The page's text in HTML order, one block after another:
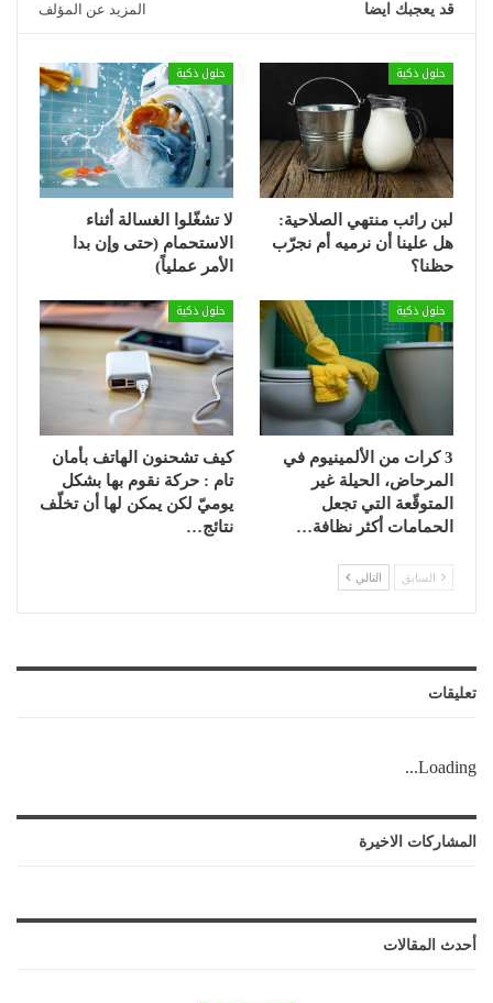
قد يعجبك ايضا المزيد عن المؤلف
حلول ذكية
لبن رائب منتهي الصلاحية:
هل علينا أن نرميه أم نجرّب
حظنا؟
حلول ذكية
لا تشغّلوا الغسالة أثناء
الاستحمام (حتى وإن بدا
الأمر عملياً)
حلول ذكية
3 كرات من الألمينيوم في
المرحاض، الحيلة غير
المتوقّعة التي تجعل
الحمامات أكثر نظافة…
حلول ذكية
كيف تشحنون الهاتف بأمان
تام : حركة نقوم بها بشكل
يوميّ لكن يمكن لها أن تخلّف
نتائج…
السابق التالي
تعليقات
Loading...
المشاركات الاخيرة
أحدث المقالات